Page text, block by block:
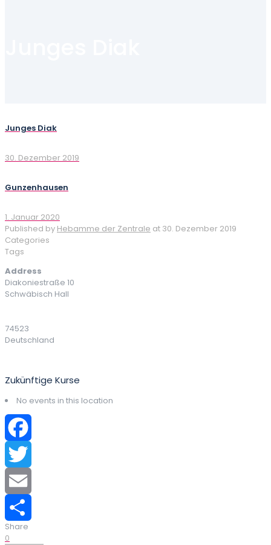
Junges Diak
30. Dezember 2019
Gunzenhausen
1. Januar 2020
Published by Hebamme der Zentrale at 30. Dezember 2019
Categories
Tags
Address
Diakoniestraße 10
Schwäbisch Hall
74523
Deutschland
Zukünftige Kurse
No events in this location
Facebook
Twitter
Email
Teilen
Share
0